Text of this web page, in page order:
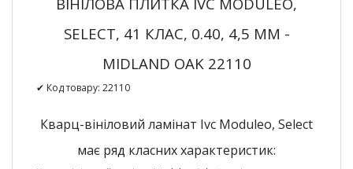
SELECT, 41 КЛАС, 0.40, 4,5 ММ -
MIDLAND OAK 22110
✔ Код товару: 22110
Кварц-вініловий ламінат Ivc Moduleo, Select
має ряд класних характеристик: